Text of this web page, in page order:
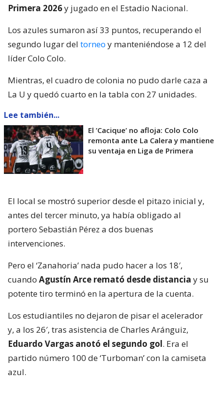
Primera 2026y jugado en el Estadio Nacional.
Los azules sumaron así 33 puntos, recuperando el
segundo lugar del torneo y manteniéndose a 12 del
líder Colo Colo.
Mientras, el cuadro de colonia no pudo darle caza a
La U y quedó cuarto en la tabla con 27 unidades.
Lee también...
El ’Cacique’ no afloja: Colo Colo
remonta ante La Calera y mantiene
su ventaja en Liga de Primera
El local se mostró superior desde el pitazo inicial y,
antes del tercer minuto, ya había obligado al
portero Sebastián Pérez a dos buenas
intervenciones.
Pero el ‘Zanahoria’ nada pudo hacer a los 18′,
cuando Agustín Arce remató desde distancia y su
potente tiro terminó en la apertura de la cuenta.
Los estudiantiles no dejaron de pisar el acelerador
y, a los 26′, tras asistencia de Charles Aránguiz,
Eduardo Vargas anotó el segundo gol. Era el
partido número 100 de ‘Turboman’ con la camiseta
azul.